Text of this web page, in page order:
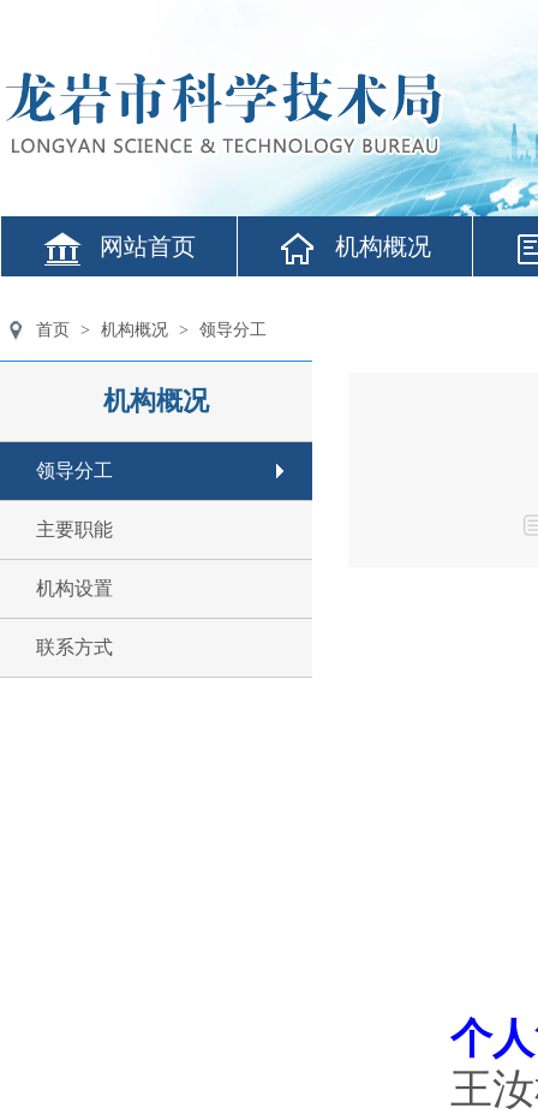
网站首页 机构概况
首页 > 机构概况 > 领导分工
机构概况
领导分工
主要职能
机构设置
联系方式
个
王汝彬